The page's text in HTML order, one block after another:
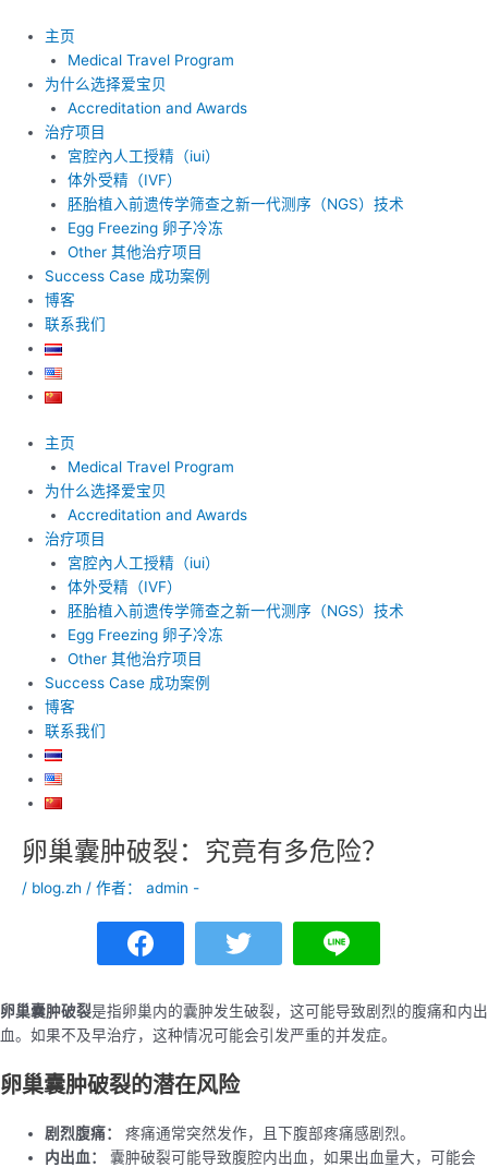
主页
Medical Travel Program
为什么选择爱宝贝
Accreditation and Awards
治疗项目
宮腔內人工授精（iui）
体外受精（IVF）
胚胎植入前遗传学筛查之新一代测序（NGS）技术
Egg Freezing 卵子冷冻
Other 其他治疗项目
Success Case 成功案例
博客
联系我们
主页
Medical Travel Program
为什么选择爱宝贝
Accreditation and Awards
治疗项目
宮腔內人工授精（iui）
体外受精（IVF）
胚胎植入前遗传学筛查之新一代测序（NGS）技术
Egg Freezing 卵子冷冻
Other 其他治疗项目
Success Case 成功案例
博客
联系我们
卵巢囊肿破裂：究竟有多危险？
/ blog.zh / 作者： admin -
卵巢囊肿破裂是指卵巢内的囊肿发生破裂，这可能导致剧烈的腹痛和内出
血。如果不及早治疗，这种情况可能会引发严重的并发症。
卵巢囊肿破裂的潜在风险
剧烈腹痛：
疼痛通常突然发作，且下腹部疼痛感剧烈。
内出血：
囊肿破裂可能导致腹腔内出血，如果出血量大，可能会
Post